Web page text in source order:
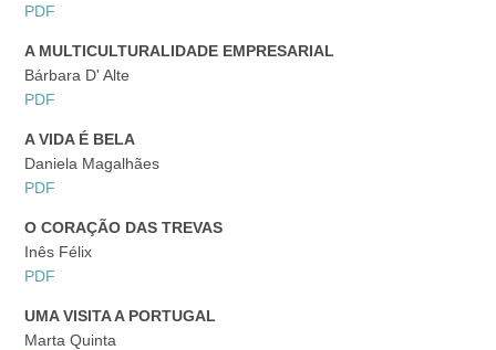
PDF
A MULTICULTURALIDADE EMPRESARIAL
Bárbara D' Alte
PDF
A VIDA É BELA
Daniela Magalhães
PDF
O CORAÇÃO DAS TREVAS
Inês Félix
PDF
UMA VISITA A PORTUGAL
Marta Quinta